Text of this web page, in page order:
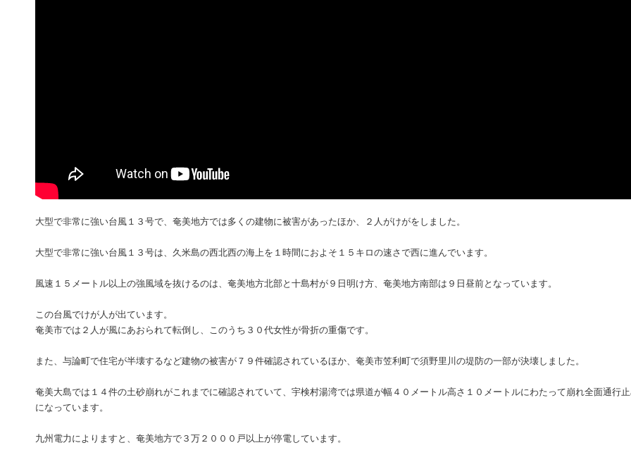
大型で非常に強い台風１３号で、奄美地方では多くの建物に被害があったほか、２人がけがをしました。
大型で非常に強い台風１３号は、久米島の西北西の海上を１時間におよそ１５キロの速さで西に進んでいます。
風速１５メートル以上の強風域を抜けるのは、奄美地方北部と十島村が９日明け方、奄美地方南部は９日昼前となっています。
この台風でけが人が出ています。
奄美市では２人が風にあおられて転倒し、このうち３０代女性が骨折の重傷です。
また、与論町で住宅が半壊するなど建物の被害が７９件確認されているほか、奄美市笠利町で須野里川の堤防の一部が決壊しました。
奄美大島では１４件の土砂崩れがこれまでに確認されていて、宇検村湯湾では県道が幅４０メートル高さ１０メートルにわたって崩れ全面通行
になっています。
九州電力によりますと、奄美地方で３万２０００戸以上が停電しています。